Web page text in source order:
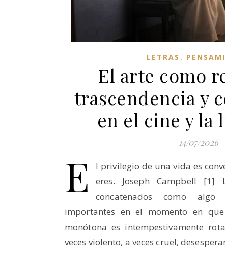
LETRAS ,
El arte como
trascendencia y
en el cine y la
14/07/2026
E
l privilegio de una vida es
eres. Joseph Campbell
concatenados como
importantes en el momento en
monótona es intempestivamente
veces violento, a veces cruel,